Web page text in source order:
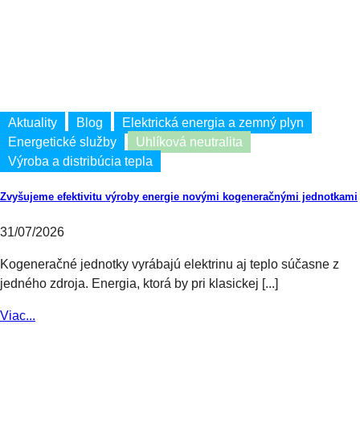
Aktuality Blog
Elektrická energia a zemný plyn
Energetické služby
Uhlíková neutralita
Výroba a distribúcia tepla
Zvyšujeme efektivitu výroby energie novými kogeneračnými jednotkami
31/07/2026
Kogeneračné jednotky vyrábajú elektrinu aj teplo súčasne z
jedného zdroja. Energia, ktorá by pri klasickej [...]
Viac...